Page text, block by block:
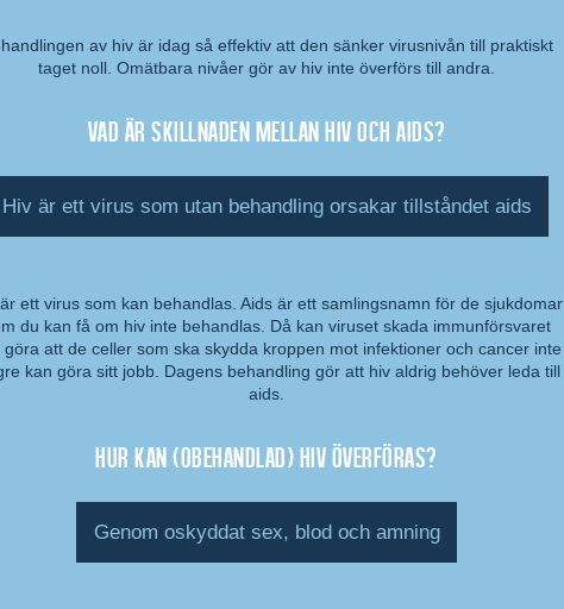
av hiv är idag så effektiv att den sänker virusnivån till praktiskt
taget noll. Omätbara nivåer gör av hiv inte överförs till andra.
Vad är skillnaden mellan hiv och aids?
Hiv är ett virus som utan behandling orsakar tillståndet aids
ett virus som kan behandlas. Aids är ett samlingsnamn för de sjukdomar
du kan få om hiv inte behandlas. Då kan viruset skada immunförsvaret
göra att de celler som ska skydda kroppen mot infektioner och cancer inte
kan göra sitt jobb. Dagens behandling gör att hiv aldrig behöver leda till
aids.
Hur kan (obehandlad) hiv överföras?
Genom oskyddat sex, blod och amning